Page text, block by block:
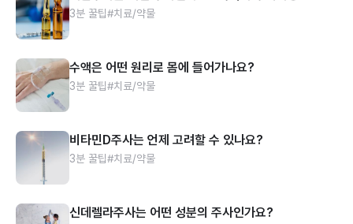
3분 꿀팁#치료/약물
수액은 어떤 원리로 몸에 들어가나요?
3분 꿀팁#치료/약물
비타민D주사는 언제 고려할 수 있나요?
3분 꿀팁#치료/약물
신데렐라주사는 어떤 성분의 주사인가요?